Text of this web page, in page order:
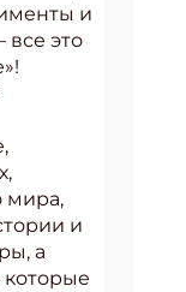
и
все это
мира,
и
а
которые